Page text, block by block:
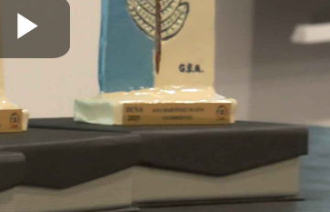
Play
Video